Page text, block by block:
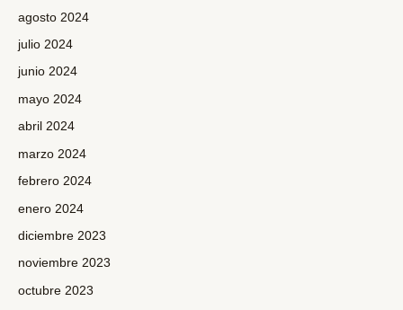
agosto 2024
julio 2024
junio 2024
mayo 2024
abril 2024
marzo 2024
febrero 2024
enero 2024
diciembre 2023
noviembre 2023
octubre 2023